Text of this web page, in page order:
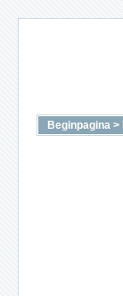
Beginpagina >